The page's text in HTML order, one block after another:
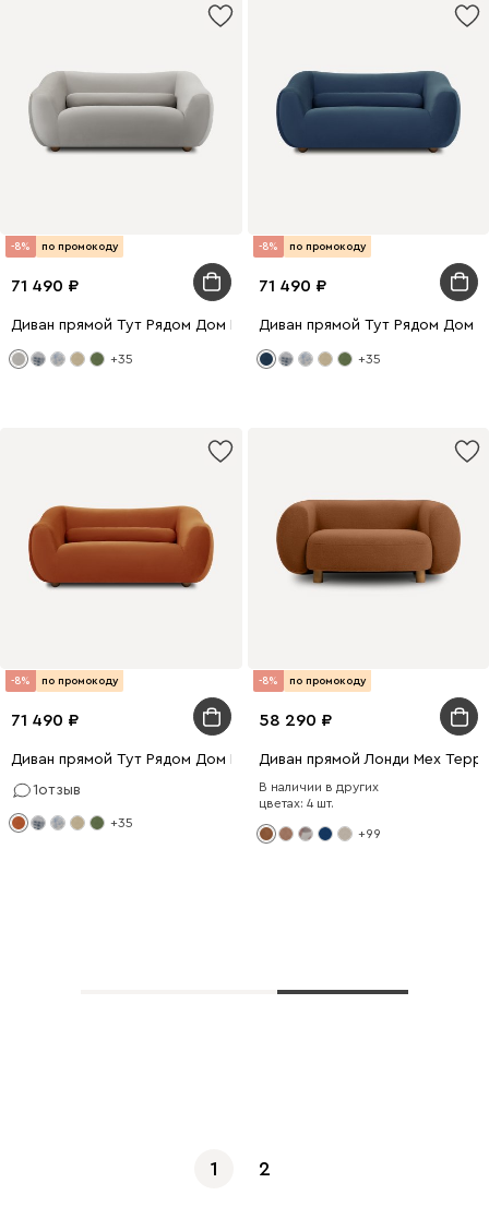
-8% по промокоду
71 490
Диван прямой Тут Рядом Дом Велюр Серый
+35
-8% по промокоду
71 490
Диван прямой Тут Рядом Дом
+35
-8% по промокоду
71 490
Диван прямой Тут Рядом Дом Велюр Терракотовый
1отзыв
+35
-8% по промокоду
58 290
Диван прямой Лонди Мех
В наличии в других
цветах: 4 шт.
+99
1 2